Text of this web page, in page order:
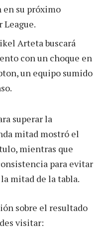
su próximo
League.
Arteta buscará
con un choque en
un equipo sumido
superar la
mitad mostró el
mientras que
para evitar
mitad de la tabla.
sobre el resultado
visitar: